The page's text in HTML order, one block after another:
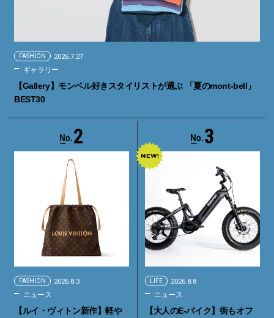
FASHION 2026.7.27
ギャラリー
【Gallery】モンベル好きスタイリストが選ぶ 「夏のmont-bell」
BEST30
2
FASHION 2026.8.3
ニュース
【ルイ・ヴィトン新作】軽や
3
LIFE 2026.8.8
ニュース
【大人のE-バイク】街もオフ